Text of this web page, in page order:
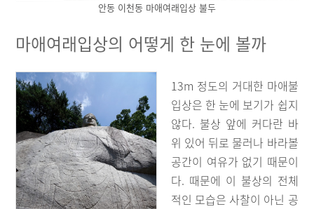
안동 이천동 마애여래입상 불두
마애여래입상의 어떻게 한 눈에 볼까
13m 정도의 거대한 마애불
입상은 한 눈에 보기가 쉽지
않다. 불상 앞에 커다란 바
위 있어 뒤로 물러나 바라볼
공간이 여유가 없기 때문이
다. 때문에 이 불상의 전체
적인 모습은 사찰이 아닌 공